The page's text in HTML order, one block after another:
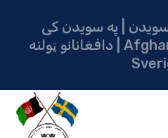
سویدن | په سویدن کی
دافغانانو ټولنه | Afghanska Föreningen i